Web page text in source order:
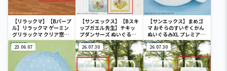
【リラックマ】【Bパープ
ル】リラックマ ゲーミン
グリラックマ クリア窓付
き収納ボックス
【サンエックス】【Bスキ
ップガエル先生】チキッ
プダンサーズ ぬいぐるみ
ウォールポケット
【サンエックス】まめゴ
マ おそらのすいぞくかん
ぬいぐるみXL プレミアム
まめゴマ
23.06.07 26.07.30 26.07.30